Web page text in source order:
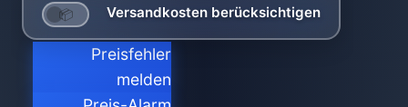
Versandkosten berücksichtigen
Preisfehler
melden